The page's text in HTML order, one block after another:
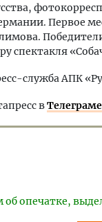
Первое
спектакля
служба АПК
вТелеграме
об опечатке,